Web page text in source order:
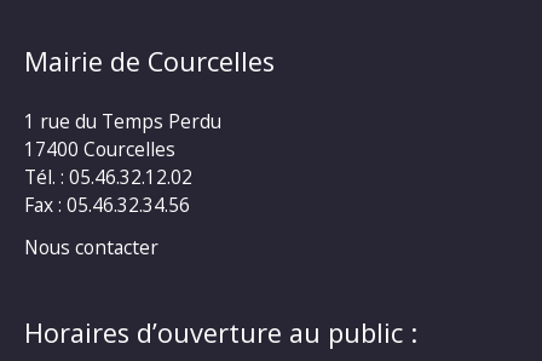
Mairie de Courcelles
1 rue du Temps Perdu
17400 Courcelles
Tél. : 05.46.32.12.02
Fax : 05.46.32.34.56
Nous contacter
Horaires d’ouverture au public :